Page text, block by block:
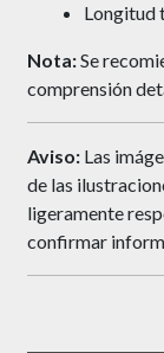
Longitud
Nota:Se
comprensión
Aviso: Las
de las
ligeramente
confirmar